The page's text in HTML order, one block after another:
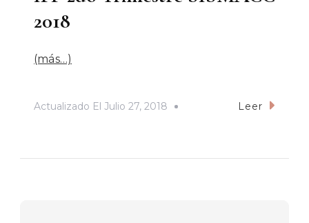
2018
(más…)
Actualizado El Julio 27, 2018 Leer